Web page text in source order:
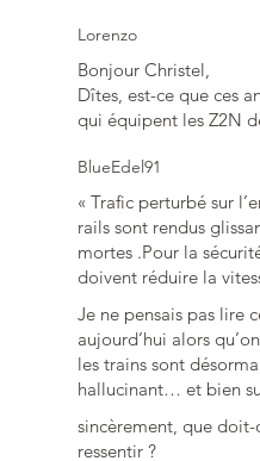
Lorenzo
Bonjour Christel,
Dîtes, est-ce que ces
qui équipent les Z2N
BlueEdel91
« Trafic perturbé sur
rails sont rendus
mortes .Pour la
doivent réduire la
Je ne pensais pas lire
aujourd’hui alors
les trains sont
hallucinant… et bien
sincèrement, que doit-
ressentir ?